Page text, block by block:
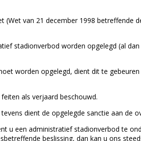
van 21 december 1998
stadionverbod worden opgelegd (al
worden opgelegd, dient dit te
als verjaard beschouwd.
dient de opgelegde sanctie aan
u een administratief stadionverbod te
beslissing, dan kan u ons